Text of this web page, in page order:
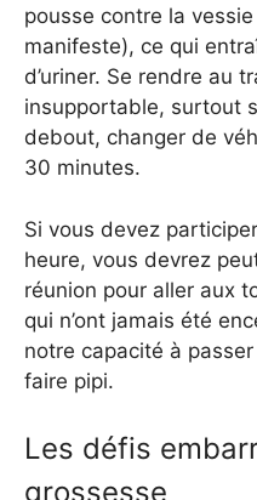
pousse contre la
manifeste), ce qui
d’uriner. Se rendre au
insupportable, surtout
debout, changer de
30 minutes.
Si vous devez
heure, vous devrez
réunion pour aller aux
qui n’ont jamais été
notre capacité à
faire pipi.
Les défis
grossesse